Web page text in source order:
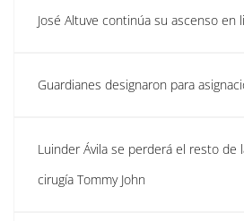
José Altuve continúa su ascenso en
Guardianes designaron para
Luinder Ávila se perderá el resto de
cirugía Tommy John